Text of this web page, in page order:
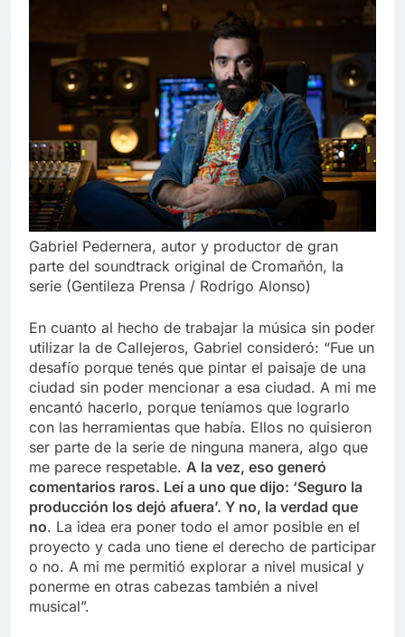
Gabriel Pedernera, autor y productor de gran
parte del soundtrack original de Cromañón, la
serie (Gentileza Prensa / Rodrigo Alonso)
En cuanto al hecho de trabajar la música sin poder
utilizar la de Callejeros, Gabriel consideró: “Fue un
desafío porque tenés que pintar el paisaje de una
ciudad sin poder mencionar a esa ciudad. A mi me
encantó hacerlo, porque teníamos que lograrlo
con las herramientas que había. Ellos no quisieron
ser parte de la serie de ninguna manera, algo que
me parece respetable. A la vez, eso generó
comentarios raros. Leí a uno que dijo: ‘Seguro la
producción los dejó afuera’. Y no, la verdad que
no. La idea era poner todo el amor posible en el
proyecto y cada uno tiene el derecho de participar
o no. A mi me permitió explorar a nivel musical y
ponerme en otras cabezas también a nivel
musical”.